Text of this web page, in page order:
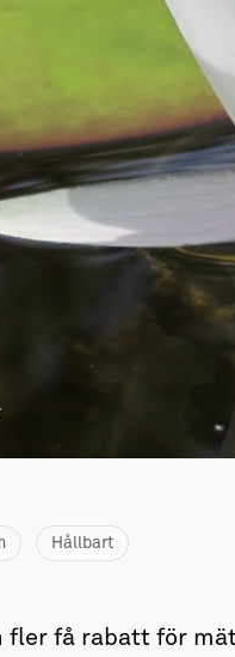
Hållbart
fler få rabatt för